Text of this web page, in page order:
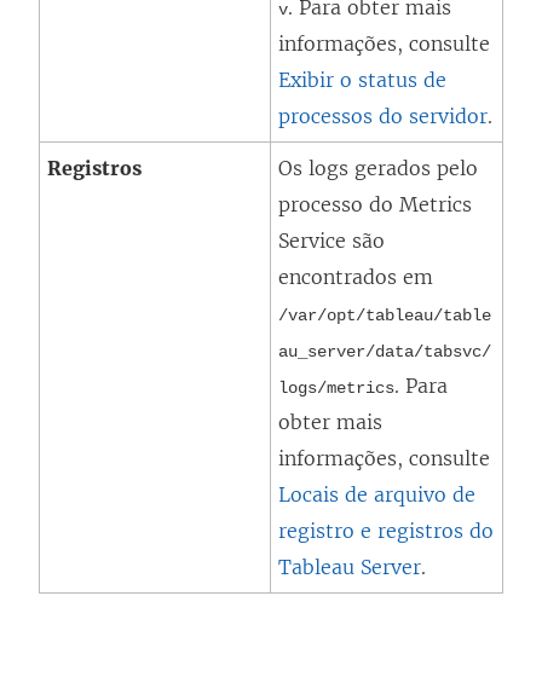
v. Para obter mais
informações, consulte
Exibir o status de
processos do servidor.
Registros
Os logs gerados pelo
processo do Metrics
Service são
encontrados em
/var/opt/tableau/table
au_server/data/tabsvc/
logs/metrics. Para
obter mais
informações, consulte
Locais de arquivo de
registro e registros do
Tableau Server.